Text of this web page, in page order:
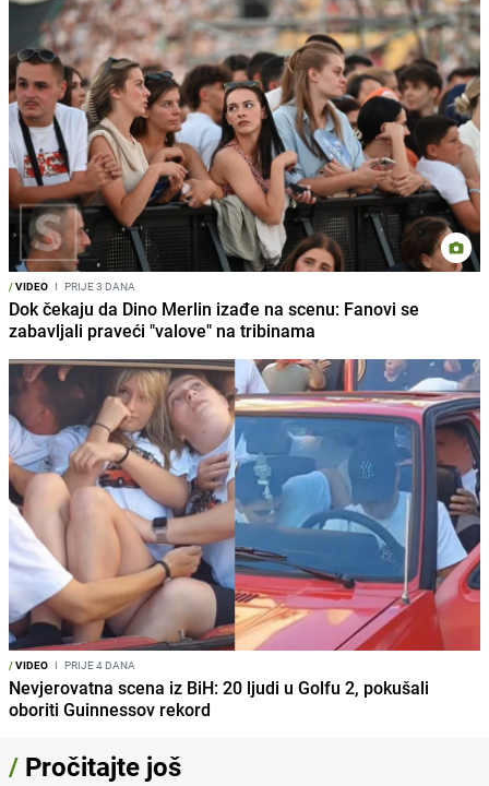
/VIDEO I PRIJE 3 DANA
Dok čekaju da Dino Merlin izađe na scenu: Fanovi se
zabavljali praveći "valove" na tribinama
/VIDEO I PRIJE 4 DANA
Nevjerovatna scena iz BiH: 20 ljudi u Golfu 2, pokušali
oboriti Guinnessov rekord
/ Pročitajte još